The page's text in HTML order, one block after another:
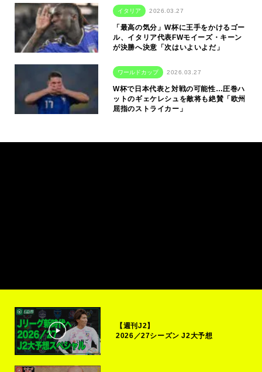
イタリア 2026.03.27
「最高の気分」W杯に王手をかけるゴー
ル、イタリア代表FWモイーズ・キーン
が決勝へ決意「次はいよいよだ」
ワールドカップ 2026.03.27
W杯で日本代表と対戦の可能性…圧巻ハ
ットのギェケレシュを敵将も絶賛「欧州
屈指のストライカー」
【週刊J2】
2026／27シーズン J2大予想